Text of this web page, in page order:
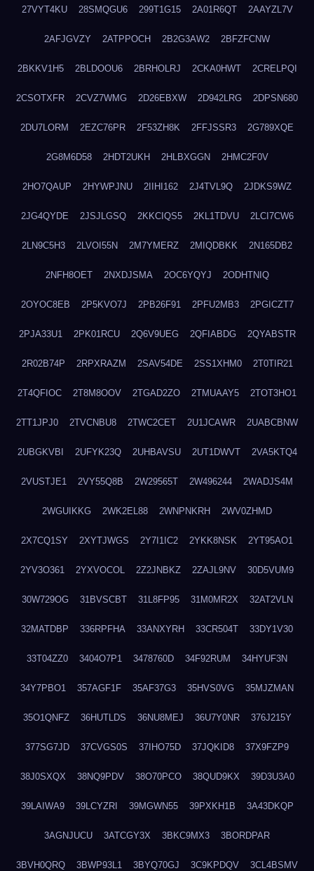
27VYT4KU 28SMQGU6 299T1G15 2A01R6QT 2AAYZL7V
2AFJGVZY 2ATPPOCH 2B2G3AW2 2BFZFCNW
2BKKV1H5 2BLDOOU6 2BRHOLRJ 2CKA0HWT 2CRELPQI
2CSOTXFR 2CVZ7WMG 2D26EBXW 2D942LRG 2DPSN680
2DU7LORM 2EZC76PR 2F53ZH8K 2FFJSSR3 2G789XQE
2G8M6D58 2HDT2UKH 2HLBXGGN 2HMC2F0V
2HO7QAUP 2HYWPJNU 2IIHI162 2J4TVL9Q 2JDKS9WZ
2JG4QYDE 2JSJLGSQ 2KKCIQS5 2KL1TDVU 2LCI7CW6
2LN9C5H3 2LVOI55N 2M7YMERZ 2MIQDBKK 2N165DB2
2NFH8OET 2NXDJSMA 2OC6YQYJ 2ODHTNIQ
2OYOC8EB 2P5KVO7J 2PB26F91 2PFU2MB3 2PGICZT7
2PJA33U1 2PK01RCU 2Q6V9UEG 2QFIABDG 2QYABSTR
2R02B74P 2RPXRAZM 2SAV54DE 2SS1XHM0 2T0TIR21
2T4QFIOC 2T8M8OOV 2TGAD2ZO 2TMUAAY5 2TOT3HO1
2TT1JPJ0 2TVCNBU8 2TWC2CET 2U1JCAWR 2UABCBNW
2UBGKVBI 2UFYK23Q 2UHBAVSU 2UT1DWVT 2VA5KTQ4
2VUSTJE1 2VY55Q8B 2W29565T 2W496244 2WADJS4M
2WGUIKKG 2WK2EL88 2WNPNKRH 2WV0ZHMD
2X7CQ1SY 2XYTJWGS 2Y7I1IC2 2YKK8NSK 2YT95AO1
2YV3O361 2YXVOCOL 2Z2JNBKZ 2ZAJL9NV 30D5VUM9
30W729OG 31BVSCBT 31L8FP95 31M0MR2X 32AT2VLN
32MATDBP 336RPFHA 33ANXYRH 33CR504T 33DY1V30
33T04ZZ0 3404O7P1 3478760D 34F92RUM 34HYUF3N
34Y7PBO1 357AGF1F 35AF37G3 35HVS0VG 35MJZMAN
35O1QNFZ 36HUTLDS 36NU8MEJ 36U7Y0NR 376J215Y
377SG7JD 37CVGS0S 37IHO75D 37JQKID8 37X9FZP9
38J0SXQX 38NQ9PDV 38O70PCO 38QUD9KX 39D3U3A0
39LAIWA9 39LCYZRI 39MGWN55 39PXKH1B 3A43DKQP
3AGNJUCU 3ATCGY3X 3BKC9MX3 3BORDPAR
3BVH0QRQ 3BWP93L1 3BYQ70GJ 3C9KPDQV 3CL4BSMV